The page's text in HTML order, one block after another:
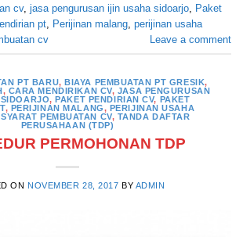
cv, jasa pengurusan ijin usaha sidoarjo Paket
pt Perijinan malang perijinan usaha
cv Leave a comment
PT BARU, BIAYA PEMBUATAN PT GRESIK,
, CARA MENDIRIKAN CV, JASA PENGURUSAN
, PAKET PENDIRIAN CV, PAKET
, PERIJINAN MALANG, PERIJINAN USAHA
SYARAT PEMBUATAN CV, TANDA DAFTAR
PERUSAHAAN (TDP)
PERMOHONAN TDP
ON NOVEMBER 28, 2017 BY ADMIN